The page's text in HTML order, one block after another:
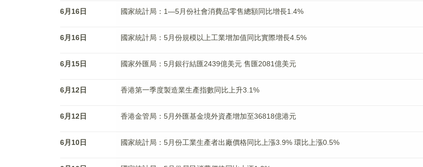
6月16日 國家統計局：1—5月份社會消費品零售總額同比增長1.4%
6月16日 國家統計局：5月份規模以上工業增加值同比實際增長4.5%
6月15日 國家外匯局：5月銀行結匯2439億美元 售匯2081億美元
6月12日 香港第一季度製造業生產指數同比上升3.1%
6月12日 香港金管局：5月外匯基金境外資產增加至36818億港元
6月10日 國家統計局：5月份工業生產者出廠價格同比上漲3.9% 環比上漲0.5%